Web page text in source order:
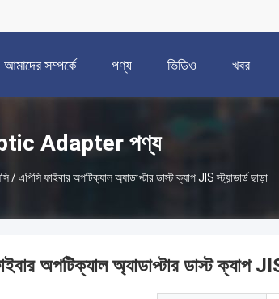
আমাদের সম্পর্কে পণ্য ভিডিও খবর
Adapter পণ্য
/ এপিসি ফাইবার অপটিক্যাল অ্যাডাপ্টার ডাস্ট ক্যাপ JIS স্ট্যান্ডার্ড ছাড়া
অপটিক্যাল অ্যাডাপ্টার ডাস্ট ক্যাপ JIS